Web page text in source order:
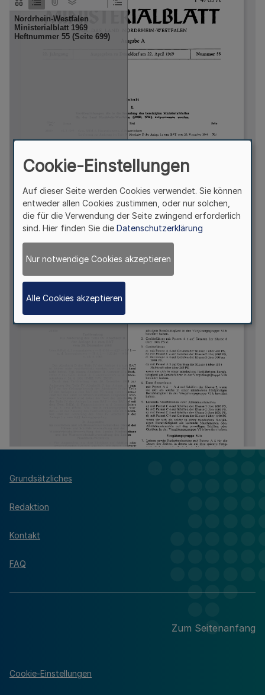
Grundsätzliches
Redaktion
Kontakt
FAQ
Zum Seitenanfang
Cookie-Einstellungen
Cookie-Einstellungen
Auf dieser Seite werden Cookies verwendet. Sie können
entweder allen Cookies zustimmen, oder nur solchen,
die für die Verwendung der Seite zwingend erforderlich
sind. Hier finden Sie die Datenschutzerklärung
Nur notwendige Cookies akzeptieren
Alle Cookies akzeptieren